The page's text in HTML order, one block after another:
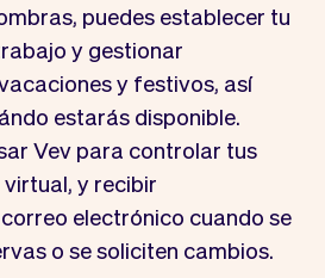
puedes establecer tu
y gestionar
y festivos, así
estarás disponible.
Vev para controlar tus
y recibir
electrónico cuando se
o se soliciten cambios.